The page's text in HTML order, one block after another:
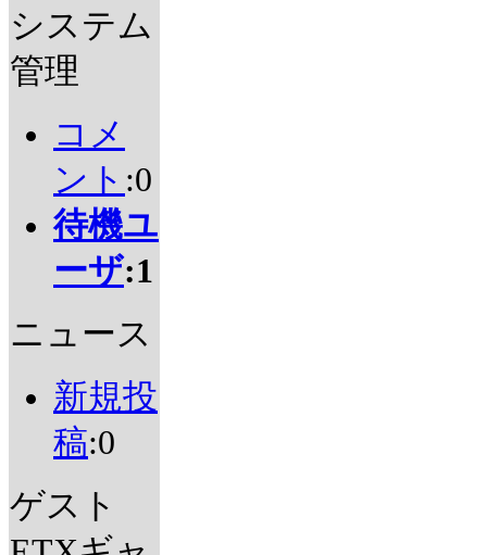
システム
管理
コメ
ント :0
待機ユ
ーザ:1
ニュース
新規投
稿:0
ゲスト